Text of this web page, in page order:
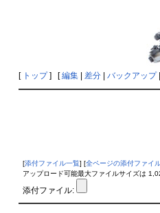
[ トップ] [編集| 差分| バックアップ|
[添付ファイル一覧] [全ページの添付ファイ
アップロード可能最大ファイルサイズは
添付ファイル: